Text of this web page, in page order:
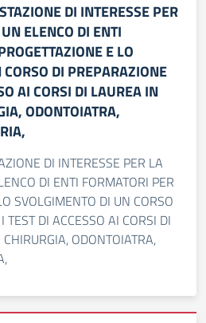
DI INTERESSE PER
ELENCO DI ENTI
E LO
DI PREPARAZIONE
AI CORSI DI LAUREA IN
ODONTOIATRA,
DI INTERESSE PER LA
DI ENTI FORMATORI PER
SVOLGIMENTO DI UN CORSO
TEST DI ACCESSO AI CORSI DI
ODONTOIATRA,